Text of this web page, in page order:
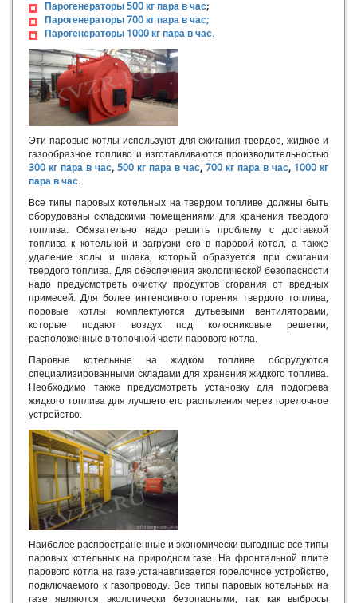
Механизмы образования накипи. Эксплуатации котла в
случае отсутствия водоподготовки
Модульная котельная инструкция
Котел для бетона
Парогенератор пищевой
Парогенератор 300 кг в час
Парогенераторы для бетона
Парогенератор на угле
Парогенераторы промышленные на твердом топливе
Котлы российского производства
Котлы РФ
Российские котлы
Российские твердотопливные котлы
Российские газовые котлы
Парогенератор промышленный дизельный
Производство промышленных парогенераторов
Парогенератор для с/х
Парогенератор на дровах
Дровяной парогенератор
Парогенератор для пищевой промышленности
Парогенератор для бетонного завода
Парогенератор для бетона
Парогенератор российского производства
Промышленный газовый парогенератор
Отечественные газовые котлы
Монтаж и пуско-наладка
Наладка котельного оборудования
Наладочные работы в котельной
Пуско-наладка котельного оборудования
Пуско-наладка котельных
Пуско-наладка котла
Режимная наладка котла
Парогенераторы 500 кг пара в час;
Парогенераторы 700 кг пара в час;
Парогенераторы 1000 кг пара в час.
Эти паровые котлы используют для сжигания твердое, жидкое и
газообразное топливо и изготавливаются производительностью
300 кг пара в час, 500 кг пара в час, 700 кг пара в час, 1000 кг
пара в час.
Все типы паровых котельных на твердом топливе должны быть
оборудованы складскими помещениями для хранения твердого
топлива. Обязательно надо решить проблему с доставкой
топлива к котельной и загрузки его в паровой котел, а также
удаление золы и шлака, который образуется при сжигании
твердого топлива. Для обеспечения экологической безопасности
надо предусмотреть очистку продуктов сгорания от вредных
примесей. Для более интенсивного горения твердого топлива,
поровые котлы комплектуются дутьевыми вентиляторами,
которые подают воздух под колосниковые решетки,
расположенные в топочной части парового котла.
Паровые котельные на жидком топливе оборудуются
специализированными складами для хранения жидкого топлива.
Необходимо также предусмотреть установку для подогрева
жидкого топлива для лучшего его распыления через горелочное
устройство.
Наиболее распространенные и экономически выгодные все типы
паровых котельных на природном газе. На фронтальной плите
парового котла на газе устанавливается горелочное устройство,
подключаемого к газопроводу. Все типы паровых котельных на
газе являются экологически безопасными, так как выбросы